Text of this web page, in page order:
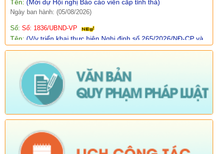
Số:Số: 1836/UBND-VP
Nghị định số 266/2026/NĐ-CP của Chính phủ về tiết kiệm,
chống lãng phí.)
Ngày ban hành: (05/08/2026) -Ngày hiệu lực: (04/08/2026)
Số: 1839/KH-UBND
Tên:
(KẾ HOẠCH Công tác phổ biến, giáo dục pháp luật 6
tháng cuối năm 2026 trên địa bàn xã Sì Lở Lầu)
Ngày ban hành: (05/08/2026) -Ngày hiệu lực: (04/08/2026)
Tên:(KẾ HOẠCH Tổ chức Hội nghị tổng kết năm học 2025-
2026, triển khai nhiệm vụ năm học 2026-2027)
Ngày ban hành: (04/08/2026)